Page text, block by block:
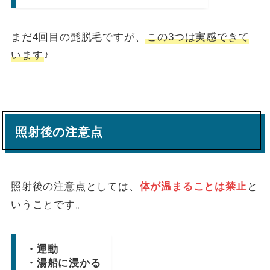
まだ4回目の髭脱毛ですが、この3つは実感できて
います♪
照射後の注意点
照射後の注意点としては、 体が温まることは禁止 と
いうことです。
・運動
・湯船に浸かる